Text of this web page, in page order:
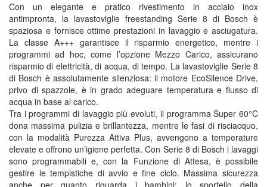
Con un elegante e pratico rivestimento in acciaio inox
antimpronta, la lavastoviglie freestanding Serie 8 di Bosch è
spaziosa e fornisce ottime prestazioni in lavaggio e asciugatura.
La classe A+++ garantisce il risparmio energetico, mentre i
programmi ad hoc, come l’opzione Mezzo Carico, assicurano
risparmio di elettricità, di acqua, di tempo. La lavastoviglie Serie 8
di Bosch è assolutamente silenziosa: il motore EcoSilence Drive,
privo di spazzole, è in grado adeguare temperatura e flusso di
acqua in base al carico.
Tra i programmi di lavaggio più evoluti, il programma Super 60°C
dona massima pulizia e brillantezza, mentre le fasi di risciacquo,
con la modalità Purezza Attiva Plus, avvengono a temperature
elevate e offrono un’igiene perfetta. Con Serie 8 di Bosch i lavaggi
sono programmabili e, con la Funzione di Attesa, è possibile
gestire le tempistiche di avvio e fine ciclo. Massima sicurezza
anche per quanto riguarda i bambini: lo sportello della